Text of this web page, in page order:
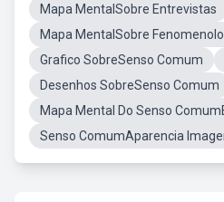
Mapa MentalSobre Entrevistas
Mapa MentalSobre
Grafico SobreSenso Comum
Desenhos SobreSenso Comum
Mapa Mental Do Senso
Senso ComumAparencia